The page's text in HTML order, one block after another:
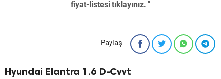
fiyat-listesi tıklayınız. "
Paylaş
Hyundai Elantra 1.6 D-Cvvt